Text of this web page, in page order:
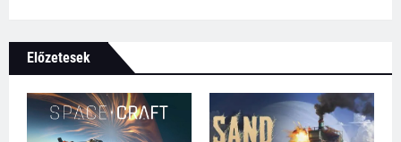
Előzetesek